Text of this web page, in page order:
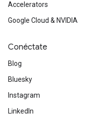
Accelerators
Google Cloud & NVIDIA
Conéctate
Blog
Bluesky
Instagram
LinkedIn